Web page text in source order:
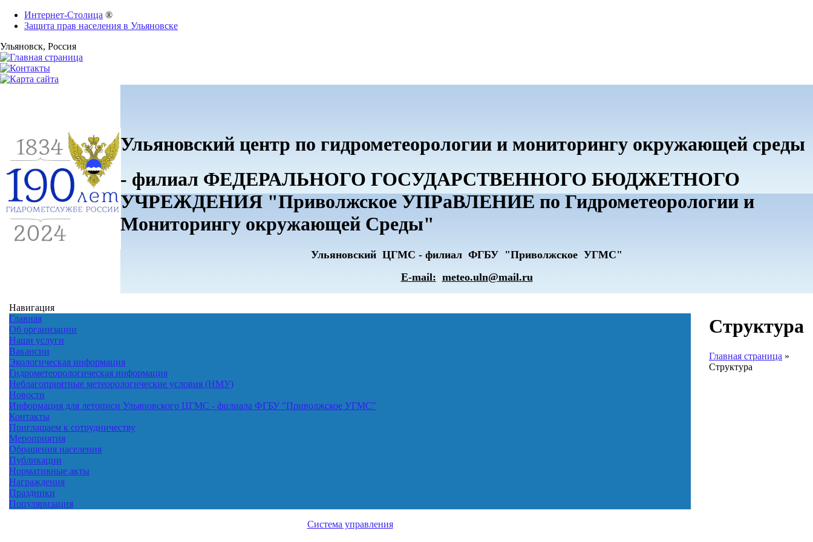
Интернет-Столица ®
Защита прав населения в Ульяновске
Ульяновск, Россия
Ульяновский центр по гидрометеорологии и мониторингу окружающей среды
- филиал ФЕДЕРАЛЬНОГО ГОСУДАРСТВЕННОГО БЮДЖЕТНОГО
УЧРЕЖДЕНИЯ "Приволжское УПРаВЛЕНИЕ по Гидрометеорологии и
Мониторингу окружающей Среды"
Ульяновский ЦГМС - филиал ФГБУ "Приволжское УГМС"
E-mail: meteo.uln@mail.ru
Навигация
Главная
Об организации
Наши услуги
Вакансии
Экологическая информация
Гидрометеорологическая информация
Неблагоприятные метеорологические условия (НМУ)
Новости
Информация для летописи Ульяновского ЦГМС - филиала ФГБУ "Приволжское УГМС"
Контакты
Приглашаем к сотрудничеству
Мероприятия
Обращения населения
Публикации
Нормативные акты
Награждения
Праздники
Популяризация
Система управления
Структура
Главная страница »
Структура